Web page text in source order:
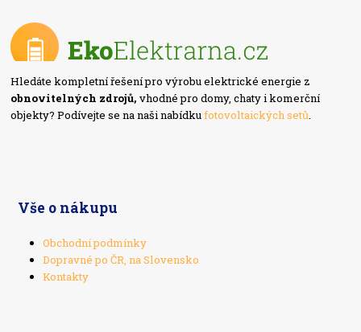
Hledáte kompletní řešení pro výrobu elektrické energie z
obnovitelných zdrojů, vhodné pro domy, chaty i komerční
objekty? Podívejte se na naši nabídkufotovoltaických setů.
Vše o nákupu
Obchodní podmínky
Dopravné po ČR, na Slovensko
Kontakty